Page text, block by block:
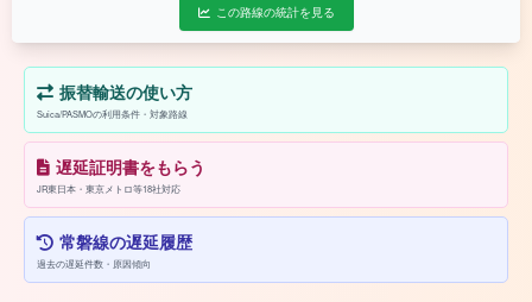
この路線の統計を見る
振替輸送の使い方
Suica/PASMOの利用条件・対象路線
遅延証明書をもらう
JR東日本・東京メトロ等18社対応
常磐線の遅延履歴
過去の遅延件数・原因傾向